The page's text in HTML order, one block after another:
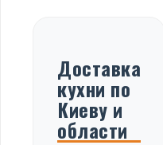
Доставка
кухни по
Киеву и
области